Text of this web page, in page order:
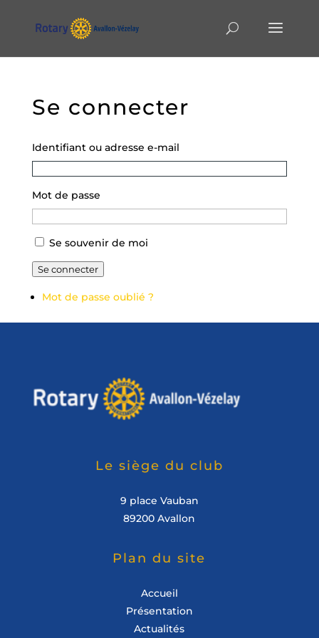
Se connecter
Identifiant ou adresse e-mail
Mot de passe
Se souvenir de moi
Se connecter
Mot de passe oublié ?
Le siège du club
9 place Vauban
89200 Avallon
Plan du site
Accueil
Présentation
Actualités